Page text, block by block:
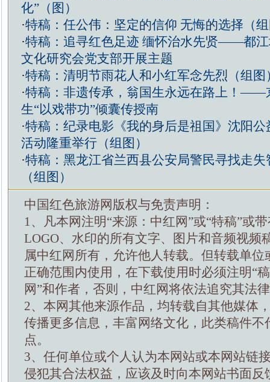
化”（图）
·特稿：任公伟：坚定的信仰 无悔的选择（
·特稿：追寻红色足迹 缅怀治水先贤——都江
文化研究会党支部开展主题
·特稿：清明节雨花人和小红军念先烈（组图
·特稿：非遗传承，翁国生永远在路上！——
生“以戏带功”倾囊传授南
·特稿：纪录电影《我的身后是祖国》沈阳公
活动隆重举行（组图）
·特稿：黑龙江省兰西县公安局警民寻找走失
（组图）
中国红色旅游网版权与免责声明：
1、凡本网注明“来源：中红网”或“特稿”或
LOGO、水印的所有文字、图片和音频视频
属中红网所有，允许他人转载。但转载单位
正确范围内使用，在下载使用时必须注明“
网”和作者，否则，中红网将依法追究其法
2、本网其他来源作品，均转载自其他媒体
传播更多信息，丰富网络文化，此类稿件不
点。
3、任何单位或个人认为本网站或本网站链
侵犯其合法权益，应该及时向本网站书面反